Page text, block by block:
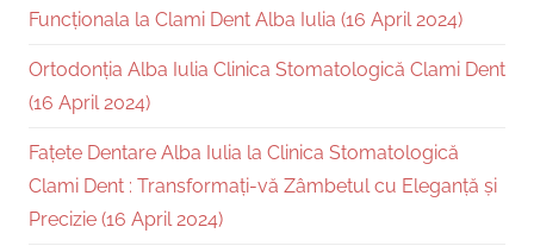
Funcționala la Clami Dent Alba Iulia (16 April 2024)
Ortodonția Alba Iulia Clinica Stomatologică Clami Dent
(16 April 2024)
Fațete Dentare Alba Iulia la Clinica Stomatologică
Clami Dent : Transformați-vă Zâmbetul cu Eleganță și
Precizie (16 April 2024)